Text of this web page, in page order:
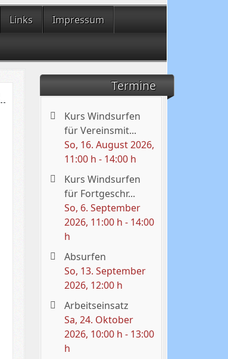
Links Impressum
Termine
Kurs Windsurfen
für Vereinsmit...
So, 16. August 2026,
11:00 h - 14:00 h
Kurs Windsurfen
für Fortgeschr...
So, 6. September
2026, 11:00 h - 14:00
h
Absurfen
So, 13. September
2026, 12:00 h
Arbeitseinsatz
Sa, 24. Oktober
2026, 10:00 h - 13:00
h